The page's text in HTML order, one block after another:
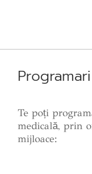
Programari
Te poți
medicală, prin
mijloace: